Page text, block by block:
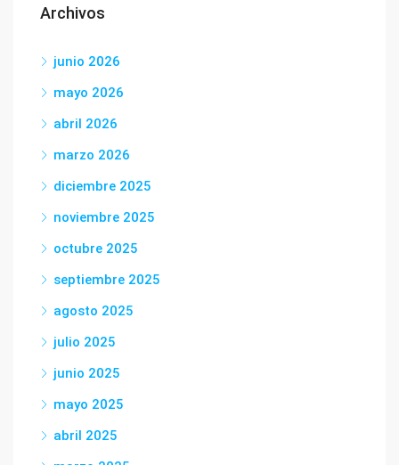
Archivos
junio 2026
mayo 2026
abril 2026
marzo 2026
diciembre 2025
noviembre 2025
octubre 2025
septiembre 2025
agosto 2025
julio 2025
junio 2025
mayo 2025
abril 2025